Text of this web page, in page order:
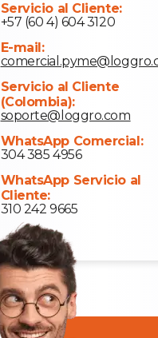
Servicio al Cliente:
+57 (60 4) 604 3120
E-mail:
Servicio al Cliente
(Colombia):
soporte@loggro.com
WhatsApp Comercial:
304 385 4956
WhatsApp Servicio al
Cliente:
310 242 9665